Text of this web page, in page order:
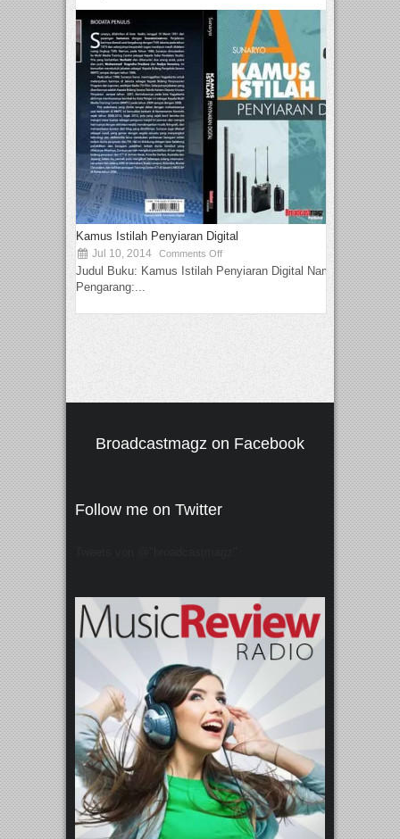
Kamus Istilah Penyiaran Digital
Jul 10, 2014 Comments Off
Judul Buku: Kamus Istilah Penyiaran Digital Nama
Pengarang:...
Broadcastmagz on Facebook
Follow me on Twitter